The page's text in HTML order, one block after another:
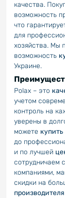
качества.
возможность
что
для
хозяйства. Мы
возможность
Украине.
Polax – это
учетом
контроль на
уверены в
можете купить
до
и по лучшей
сотрудничаем
компаниями,
скидки на
производителя